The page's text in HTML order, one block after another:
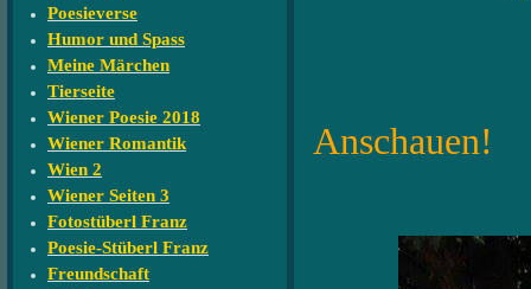
Poesieverse
Humor und Spass
Meine Märchen
Tierseite
Wiener Poesie 2018
Wiener Romantik
Wien 2
Wiener Seiten 3
Fotostüberl Franz
Poesie-Stüberl Franz
Freundschaft
Anschauen!